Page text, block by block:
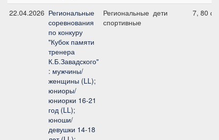
22.04.2026 Региональные
соревнования
по конкуру
"Кубок памяти
тренера
К.Б.Завадского"
: мужчины/
женщины (LL);
юниоры/
юниорки 16-21
год (LL);
юноши/
девушки 14-18
Региональные
спортивные
дети 7, 80 см